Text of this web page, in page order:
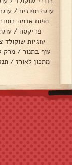
עוגת תפוזים /
תפוח אדמה בתנור
פריקסה /
עוגיות שוקולד
עוף בתנור / מרק
מתכון לאורז /